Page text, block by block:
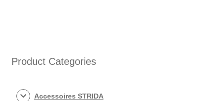
Product Categories
Accessoires STRIDA